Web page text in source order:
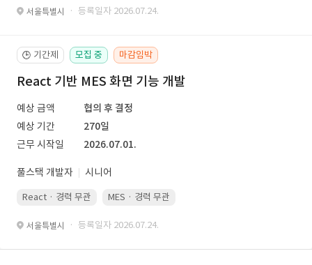
서울특별시 · 등록일자 2026.07.24.
🕒 기간제 모집 중 마감임박
React 기반 MES 화면 기능 개발
예상 금액
협의 후 결정
예상 기간
270일
근무 시작일
2026.07.01.
풀스택 개발자 시니어
React · 경력 무관 MES · 경력 무관
서울특별시 · 등록일자 2026.07.24.